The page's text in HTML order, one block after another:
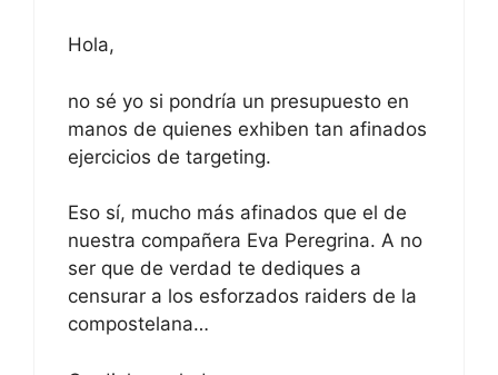
Hola,
no sé yo si pondría un presupuesto en
manos de quienes exhiben tan afinados
ejercicios de targeting.
Eso sí, mucho más afinados que el de
nuestra compañera Eva Peregrina. A no
ser que de verdad te dediques a
censurar a los esforzados raiders de la
compostelana…